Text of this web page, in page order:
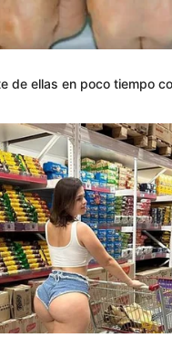
de ellas en poco tiempo